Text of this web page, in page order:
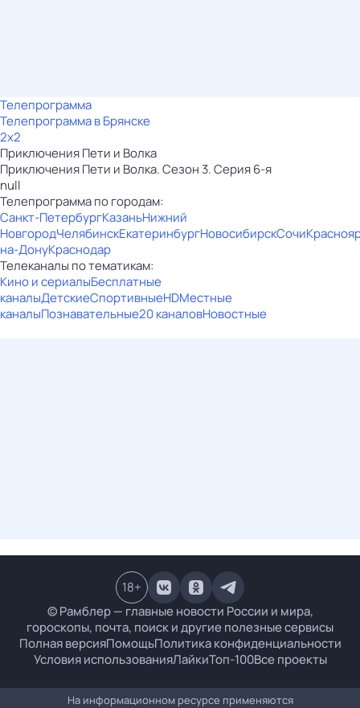
Телепрограмма
Телепрограмма в Брянске
2x2
Приключения Пети и Волка
Приключения Пети и Волка. Сезон 3. Серия 6-я
null
Телепрограмма по городам:
Санкт-ПетербургКазаньНижний
НовгородЧелябинскЕкатеринбургНовосибирскСочи
на-ДонуКраснодар
Телеканалы по тематикам:
Кино и сериалыБесплатные
каналыДетскиеСпортивныеHDМестные
каналыПознавательные20 каналовНовостные
© Рамблер — главные новости России и мира,
гороскопы, почта, поиск и другие полезные сервисы
Полная версияПомощьПолитика конфиденциальности
Условия использованияЛайкиТоп-100Все проекты
18+
На информационном ресурсе применяются